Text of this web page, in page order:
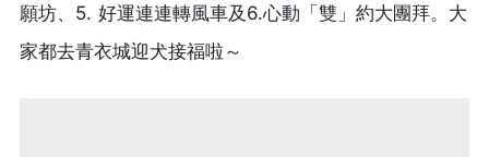
願坊、 5. 好運連連轉風車及 6.心動「雙」約大團拜。大
家都去青衣城迎犬接福啦～